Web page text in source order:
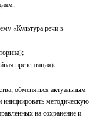
«Культура речи в
презентация).
обменяться актуальным
методическую
на сохранение и